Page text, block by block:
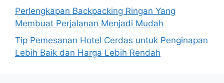
Perlengkapan Backpacking Ringan Yang
Membuat Perjalanan Menjadi Mudah
Tip Pemesanan Hotel Cerdas untuk Penginapan
Lebih Baik dan Harga Lebih Rendah